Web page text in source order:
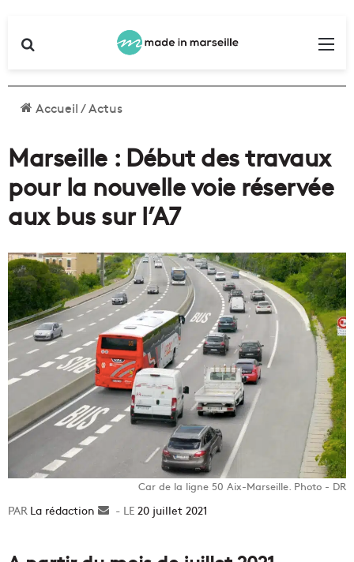
Accueil/Actus
Marseille : Début des travaux
pour la nouvelle voie réservée
aux bus sur l’A7
Car de la ligne 50 Aix-Marseille. Photo - DR
La rédaction
Envoyer20 juillet 2021